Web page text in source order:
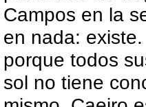
Campos en la
en nada:
porque todos
sol no tiene